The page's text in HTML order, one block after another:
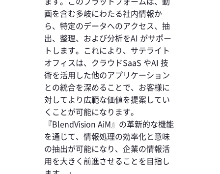
画を含む多岐にわたる社内情報か
ら、特定のデータへのアクセス、抽
出、整理、および分析をAI がサポー
トします。これにより、サテライト
オフィスは、クラウドSaaS やAI 技
術を活用した他のアプリケーション
との統合を深めることで、お客様に
対してより広範な価値を提案してい
くことが可能になります。
『BlendVision AiM』の革新的な機能
を通じて、情報処理の効率化と意味
の抽出が可能になり、企業の情報活
用を大きく前進させることを目指し